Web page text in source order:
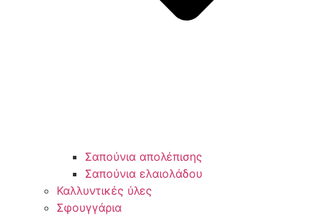
Σαπούνια απολέπισης
Σαπούνια ελαιολάδου
Καλλυντικές ύλες
Σφουγγάρια